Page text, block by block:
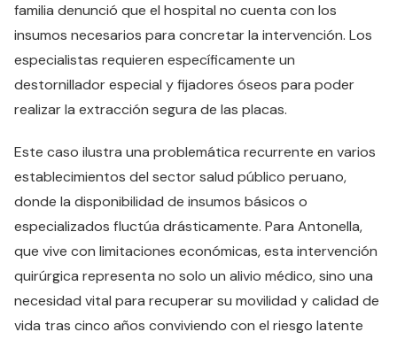
familia denunció que el hospital no cuenta con los
insumos necesarios para concretar la intervención. Los
especialistas requieren específicamente un
destornillador especial y fijadores óseos para poder
realizar la extracción segura de las placas.
Este caso ilustra una problemática recurrente en varios
establecimientos del sector salud público peruano,
donde la disponibilidad de insumos básicos o
especializados fluctúa drásticamente. Para Antonella,
que vive con limitaciones económicas, esta intervención
quirúrgica representa no solo un alivio médico, sino una
necesidad vital para recuperar su movilidad y calidad de
vida tras cinco años conviviendo con el riesgo latente